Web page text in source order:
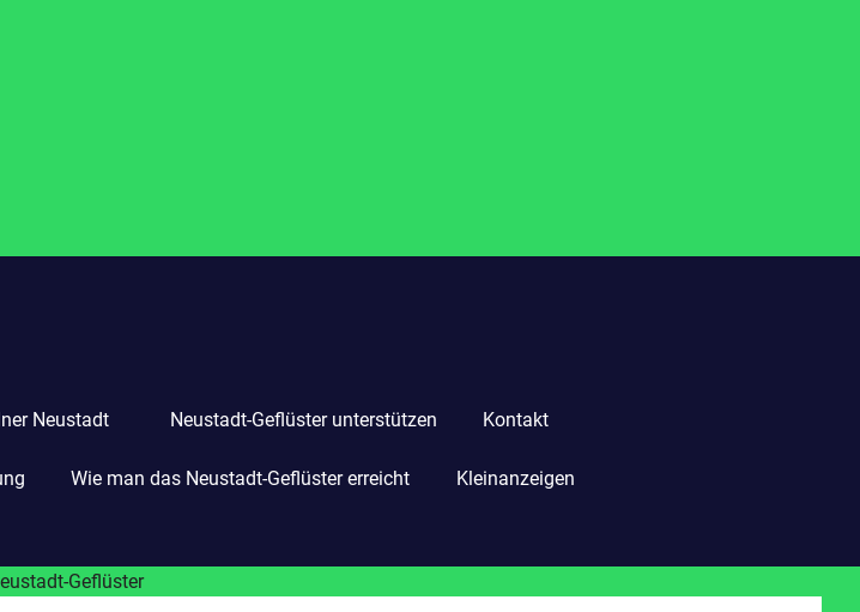
Neustadt Neustadt-Geflüster unterstützen Kontakt
Wie man das Neustadt-Geflüster erreicht Kleinanzeigen